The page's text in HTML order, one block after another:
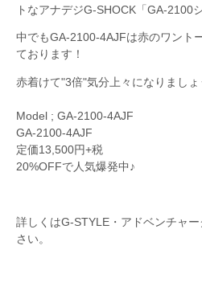
トなアナデジG-SHOCK「GA-2100
中でもGA-2100-4AJFは赤のワント
ております！
赤着けて"3倍"気分上々になりましょ
Model ; GA-2100-4AJF
GA-2100-4AJF
定価13,500円+税
20%OFFで人気爆発中♪
詳しくはG-STYLE・アドベンチャ
さい。